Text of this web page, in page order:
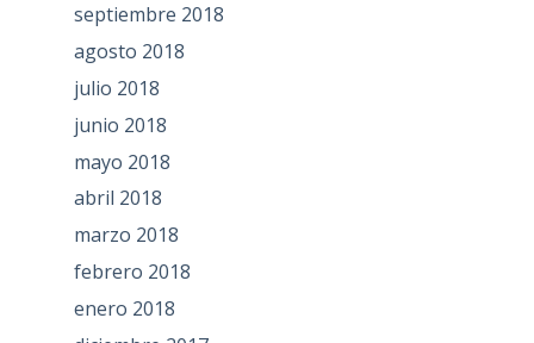
septiembre 2018
agosto 2018
julio 2018
junio 2018
mayo 2018
abril 2018
marzo 2018
febrero 2018
enero 2018